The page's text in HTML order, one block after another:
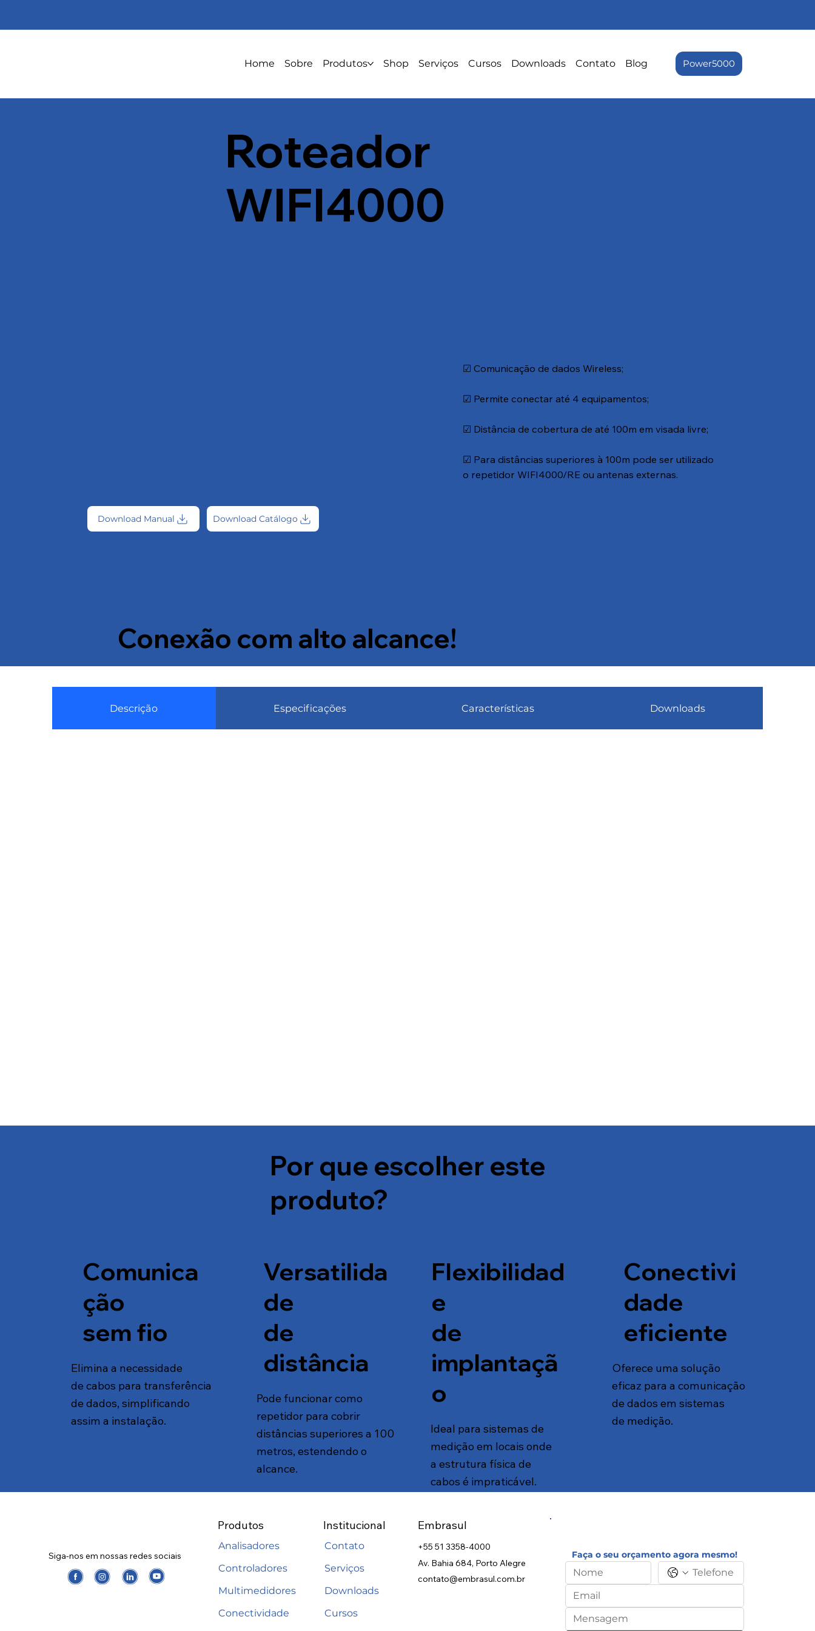
Home Sobre Produtos Shop Serviços Cursos Downloads Contato Blog Power5000
Download Manual Download Catálogo
☑ Comunicação de dados Wireless;
☑ Permite conectar até 4 equipamentos;
☑ Distância de cobertura de até 100m em visada livre;
☑ Para distâncias superiores à 100m pode ser utilizado
o repetidor WIFI4000/RE ou antenas externas.
Roteador
WIFI4000
Conexão com alto alcance!
Descrição Especificações Características Downloads
Por que escolher este
produto?
Comunica
ção
sem fio
Elimina a necessidade
de cabos para transferência
de dados, simplificando
assim a instalação.
Versatilida
de
de
distância
Pode funcionar como
repetidor para cobrir
distâncias superiores a 100
metros, estendendo o
alcance.
Flexibilidad
e
de
implantaçã
o
Ideal para sistemas de
medição em locais onde
a estrutura física de
cabos é impraticável.
Conectivi
dade
eficiente
Oferece uma solução
eficaz para a comunicação
de dados em sistemas
de medição.
Siga-nos em nossas redes sociais
Produtos
Analisadores
Controladores
Multimedidores
Conectividade
Institucional
Contato
Serviços
Downloads
Cursos
Embrasul
+55 51 3358-4000
Av. Bahia 684, Porto Alegre
contato@embrasul.com.br
Faça o seu orçamento agora mesmo!